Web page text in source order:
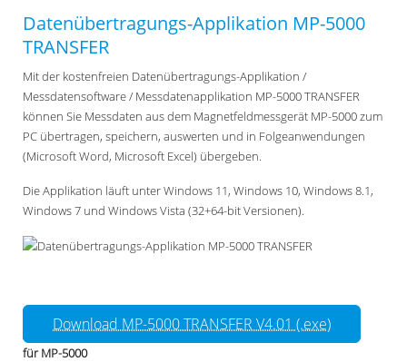
Datenübertragungs-Applikation MP-5000
TRANSFER
Mit der kostenfreien Datenübertragungs-Applikation /
Messdatensoftware / Messdatenapplikation MP-5000 TRANSFER
können Sie Messdaten aus dem Magnetfeldmessgerät MP-5000 zum
PC übertragen, speichern, auswerten und in Folgeanwendungen
(Microsoft Word, Microsoft Excel) übergeben.
Die Applikation läuft unter Windows 11, Windows 10, Windows 8.1,
Windows 7 und Windows Vista (32+64-bit Versionen).
Download MP-5000 TRANSFER V4.01 (.exe)
für MP-5000